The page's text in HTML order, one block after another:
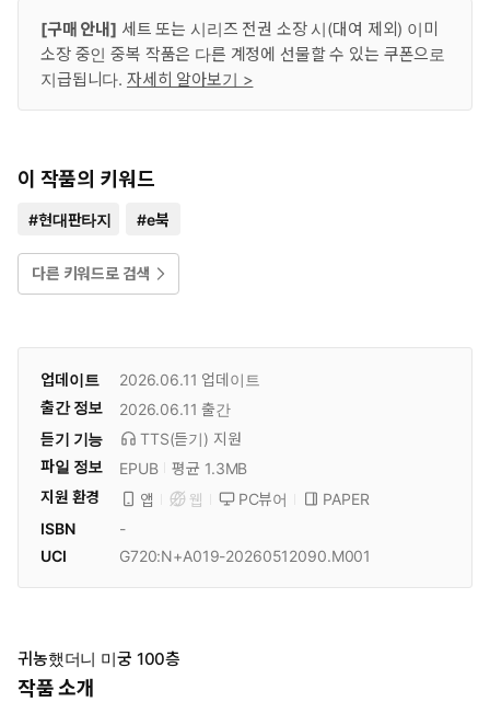
[구매 안내] 세트 또는 시리즈 전권 소장 시(대여 제외) 이미
소장 중인 중복 작품은 다른 계정에 선물할 수 있는 쿠폰으로
지급됩니다. 자세히 알아보기 >
이 작품의 키워드
#현대판타지 #e북
다른 키워드로 검색
업데이트 2026.06.11 업데이트
출간 정보
2026.06.11 출간
듣기 기능
TTS(듣기) 지원
파일 정보
EPUB
평균 1.3MB
지원 환경
앱 웹 PC뷰어
PAPER
ISBN
-
UCI
G720:N+A019-20260512090.M001
귀농했더니 미궁 100층
작품 소개